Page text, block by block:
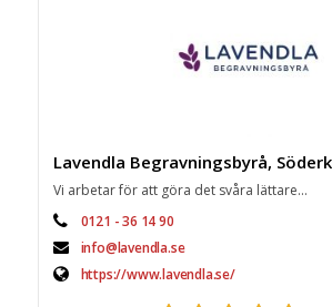
Lavendla Begravningsbyrå,
Vi arbetar för att göra det svåra lättare...
0121 - 36 14 90
info@lavendla.se
https://www.lavendla.se/